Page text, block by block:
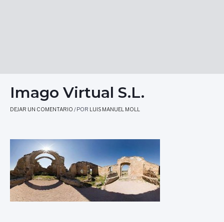
Imago Virtual S.L.
DEJAR UN COMENTARIO / POR LUIS MANUEL MOLL